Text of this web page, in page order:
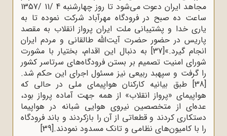
مجاهد ایران‌ دعوت ‌می‌شود تا روز چهارشنبه‌ 4 /11 /1357
ساعت‌ ده‌ صبح‌ در فرودگاه‌ مهرآباد شرکت ‌نموده‌ تا به‌
یاری‌ خدا و پشتیبانی‌ ملت‌ ایران‌ پرواز انقلاب‌ به‌ مقصد
پاریس‌ در حضور حضرت‌ آیت‌الله طالقانی‌ و مردم‌ ایران‌
انجام‌ گیرد.»[37]
به‌ دنبال‌ این‌ اقدام‌، بختیار با مشورت‌
شورای‌ امنیت‌ تصمیم‌ بر بستن‌ فرودگاه‌های‌ سرتاسر کشور
را گرفت‌ و سپهبد ربیعی‌ نیز مسئول‌ اجرای این حکم‌ شد.
[38]
طبق‌ بیانیه‌‌ کارکنان‌‌ هواپیمای ‌ملی‌ در حالی‌ که‌
هواپیمای‌ «پرواز انقلاب‌» از همه‌ جهت‌ آماده‌‌ پرواز بود،
عده‌ای‌ از متخصصین‌ نیروی‌ هوایی‌ شبانه‌ در هواپیما
دستکاری‌ کردند و قطعاتی‌ از آن‌ را بازکردند و باند فرودگاه‌
را با کامیون‌های‌ نظامی‌ و تانک‌ مسدود نمودند.[39]